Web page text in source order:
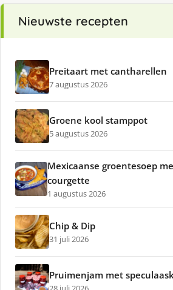
Nieuwste recepten
Preitaart met cantharellen
7 augustus 2026
Groene kool stamppot
5 augustus 2026
Mexicaanse groentesoep
courgette
1 augustus 2026
Chip & Dip
31 juli 2026
Pruimenjam met